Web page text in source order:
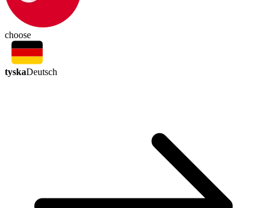
choose
tyskaDeutsch